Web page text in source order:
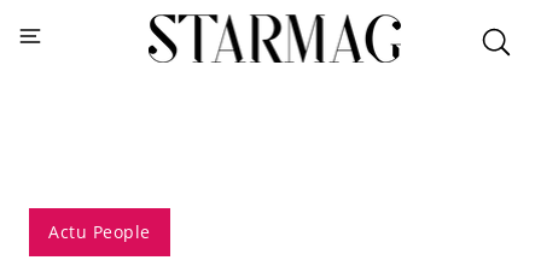
Actu People